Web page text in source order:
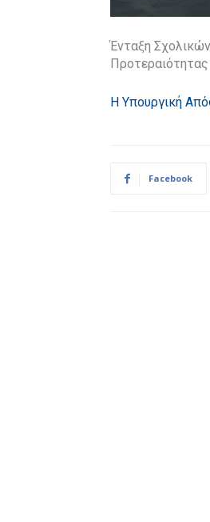
Ένταξη
Η Υπουργική
Facebook